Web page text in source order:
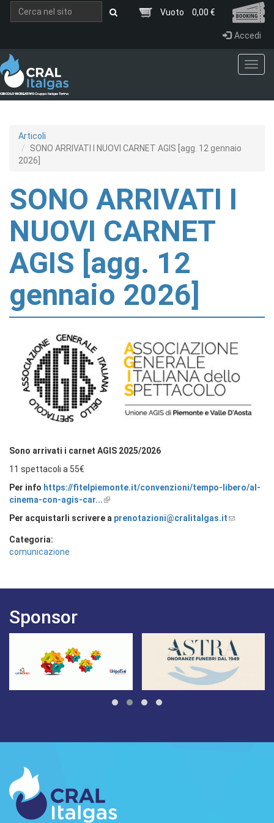
Salta al contenuto principale
Vuoto 0,00 €
Accedi
Articoli
SONO ARRIVATI I NUOVI CARNET AGIS [agg. 12 gennaio
2026]
SONO ARRIVATI I
NUOVI CARNET
AGIS [agg. 12
gennaio 2026]
Sono arrivati i carnet AGIS 2025/2026
11 spettacoli a 55€
Per info https://fitelpiemonte.it/convenzioni/tempo-libero/al-
cinema-con-agis-car...
Per acquistarli scrivere a prenotazioni@cralitalgas.it
Categoria:
comunicazione
Sponsor